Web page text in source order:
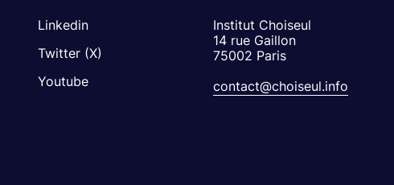
Linkedin
Twitter (X)
Youtube
Institut Choiseul
14 rue Gaillon
75002 Paris
contact@choiseul.info